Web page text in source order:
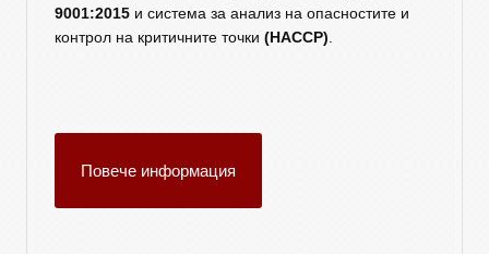
9001:2015 и система за анализ на опасностите и
контрол на критичните точки (HACCP).
Повече информация